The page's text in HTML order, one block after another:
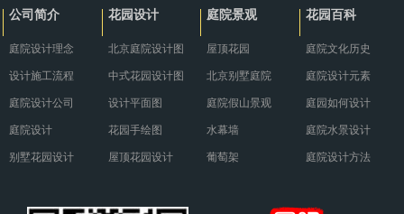
公司简介
庭院设计理念
设计施工流程
庭院设计公司
庭院设计
别墅花园设计
花园设计
北京庭院设计图
中式花园设计图
设计平面图
花园手绘图
屋顶花园设计
庭院景观
屋顶花园
北京别墅庭院
庭院假山景观
水幕墙
葡萄架
花园百科
庭院文化历史
庭院设计元素
庭园如何设计
庭院水景设计
庭院设计方法